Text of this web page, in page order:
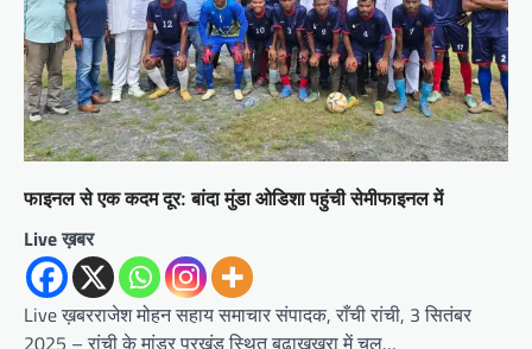
फाइनल से एक कदम दूर: बांदा मुंडा ओडिशा पहुंची सेमीफाइनल में
Live ख़बर
Live ख़बरराजेश मोहन सहाय समाचार संपादक, राँची रांची, 3 सितंबर